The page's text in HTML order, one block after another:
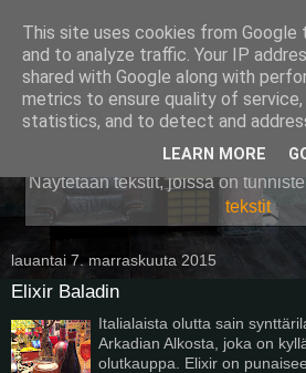
Pullollinen
Näytetään tekstit, joissa on tunniste
tekstit
lauantai 7. marraskuuta 2015
Elixir Baladin
Italialaista olutta sain
Arkadian Alkosta, joka on
olutkauppa. Elixir on
This site uses cookies from
and to analyze traffic. Your IP
shared with Google along with
metrics to ensure quality of service,
statistics, and to detect and
LEARN MORE